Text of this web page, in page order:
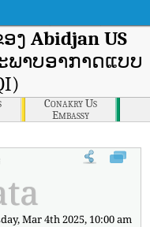
ງ Abidjan US
າບອາກາດແບບ
Conakry Us
Embassy
ນີຄຸນນະພາບອາກາດຕາມເວລາຈິງຂອ
Mar 4th 2025, 10:00 am